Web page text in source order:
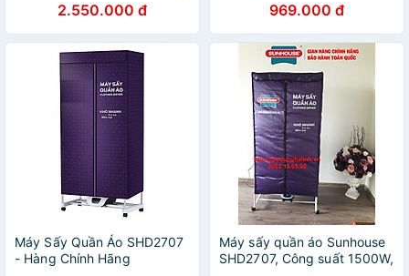
Tầng - JoyMall
2.550.000 đ
Hàng Chính Hãng
969.000 đ
Máy Sấy Quần Áo SHD2707
- Hàng Chính Hãng
Máy sấy quần áo Sunhouse
SHD2707, Công suất 1500W,